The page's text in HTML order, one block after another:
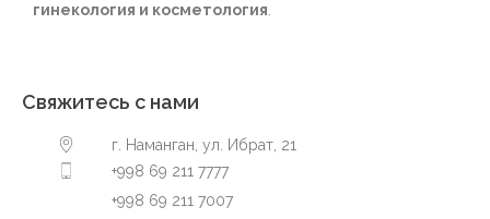
гинекология и косметология.
Свяжитесь с нами
г. Наманган, ул. Ибрат, 21
+998 69 211 7777
+998 69 211 7007